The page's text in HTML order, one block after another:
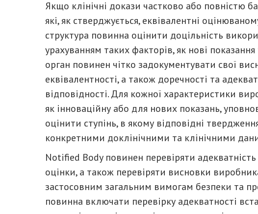
Якщо клінічні докази частково або повністю
які, як стверджується, еквівалентні
структура повинна оцінити доцільність
урахуванням таких факторів, як нові
орган повинен чітко задокументувати свої
еквівалентності, а також доречності та
відповідності. Для кожної характеристики
як інноваційну або для нових показань,
оцінити ступінь, в якому відповідні
конкретними доклінічними та клінічними
Notified Body повинен перевіряти адекватність
оцінки, а також перевіряти висновки
застосовним загальним вимогам безпеки та
повинна включати перевірку адекватності